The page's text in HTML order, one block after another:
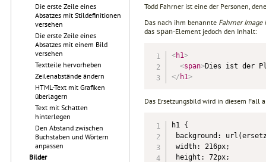
Die erste Zeile eines
Absatzes mit Stildefinitionen
versehen
Die erste Zeile eines
Absatzes mit einem Bild
versehen
Textteile hervorheben
Zeilenabstände ändern
HTML-Text mit Grafiken
überlagern
Text mit Schatten
hinterlegen
Den Abstand zwischen
Buchstaben und Wörtern
anpassen
Bilder
Todd Fahrner ist eine der Personen,
Das nach ihm benannte Fahrner Image
das span-Element jedoch den Inhalt:
<h1>
<span>Dies ist der
</ h1>
Das Ersetzungsbild wird in diesem Fall
h1 {
background:
width: 216px;
height: 72px;